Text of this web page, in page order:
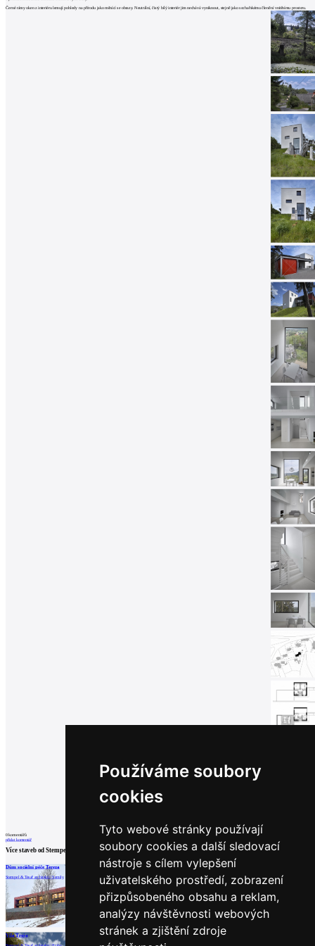
Používáme soubory
cookies
Tyto webové stránky používají
soubory cookies a další sledovací
nástroje s cílem vylepšení
uživatelského prostředí, zobrazení
přizpůsobeného obsahu a reklam,
analýzy návštěvnosti webových
stránek a zjištění zdroje
Černé rámy oken z interiéru lemují pohledy na přírodu jako měnící se obrazy. Neutrální, čistý bílý interiér jim nechává vyniknout, stejně jako sochařskému členění vnitřnímu prostoru.
0komentářů
přidat komentář
Více staveb odStempel & Tesař architekti
Dům sociální péče Tereza
Stempel & Tesař architekti | Semily
Dům s horizonty Šumavy
Stempel & Tesař architekti | Klatovy
Dům s jezírkem
Stempel & Tesař architekti | Černošice
Vila Troja
Stempel & Tesař architekti | Praha
načíst další
architektů